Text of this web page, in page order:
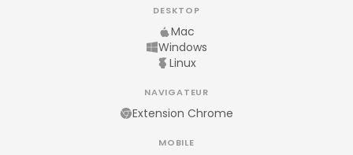
DESKTOP
Mac
Windows
Linux
NAVIGATEUR
Extension Chrome
MOBILE